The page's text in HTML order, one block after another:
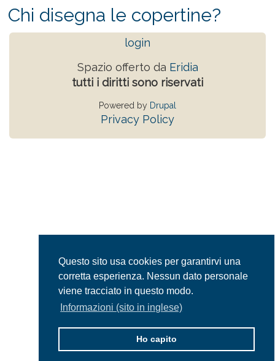
Questo sito usa cookies per garantirvi una
corretta esperienza. Nessun dato personale
viene tracciato in questo modo.
Informazioni (sito in inglese)
Ho capito
Chi disegna le copertine?
login
Spazio offerto da Eridia
tutti i diritti sono riservati
Powered by Drupal
Privacy Policy